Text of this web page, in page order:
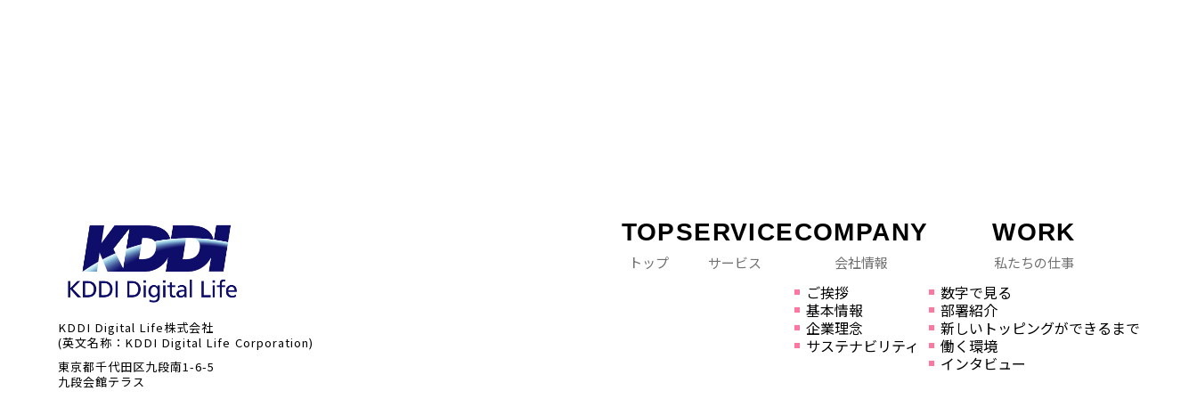
KDDI Digital Life株式会社
(英文名称：KDDI Digital Life Corporation)
東京都千代田区九段南1-6-5
九段会館テラス
TOP
トップ
SERVICE
サービス
COMPANY
会社情報
ご挨拶
基本情報
企業理念
サステナビリティ
WORK
私たちの仕事
数字で見る
部署紹介
新しいトッピングができるまで
働く環境
インタビュー